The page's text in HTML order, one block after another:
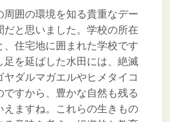
周囲の環境を知る貴重なデー
だと思いました。学校の所在
、住宅地に囲まれた学校です
足を延ばした水田には、絶滅
ダルマガエルやヒメタイコ
ですから、豊かな自然も残る
えますね。これらの生きもの